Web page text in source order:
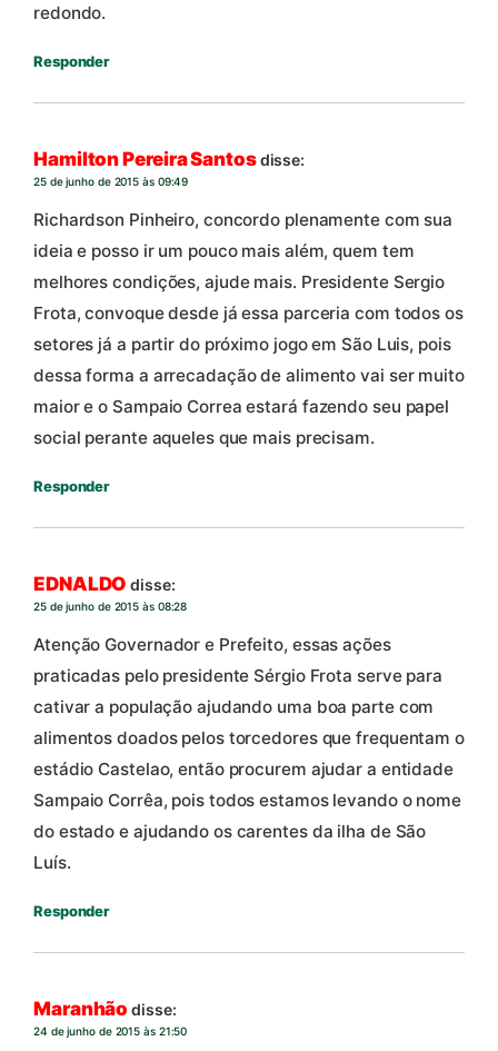
redondo.
Responder
Hamilton Pereira Santosdisse:
25 de junho de 2015 às 09:49
Richardson Pinheiro, concordo plenamente com sua
ideia e posso ir um pouco mais além, quem tem
melhores condições, ajude mais. Presidente Sergio
Frota, convoque desde já essa parceria com todos os
setores já a partir do próximo jogo em São Luis, pois
dessa forma a arrecadação de alimento vai ser muito
maior e o Sampaio Correa estará fazendo seu papel
social perante aqueles que mais precisam.
Responder
EDNALDO disse:
25 de junho de 2015 às 08:28
Atenção Governador e Prefeito, essas ações
praticadas pelo presidente Sérgio Frota serve para
cativar a população ajudando uma boa parte com
alimentos doados pelos torcedores que frequentam o
estádio Castelao, então procurem ajudar a entidade
Sampaio Corrêa, pois todos estamos levando o nome
do estado e ajudando os carentes da ilha de São
Luís.
Responder
Maranhão disse:
24 de junho de 2015 às 21:50